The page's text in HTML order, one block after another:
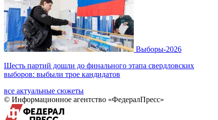
Выборы-2026
Шесть партий дошли до финального этапа свердловских
выборов: выбыли трое кандидатов
все актуальные сюжеты
© Информационное агентство «ФедералПресс»